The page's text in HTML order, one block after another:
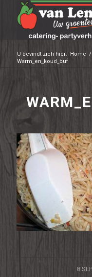
U bevindt zich hier: Home /
Warm_en_koud_buf
8